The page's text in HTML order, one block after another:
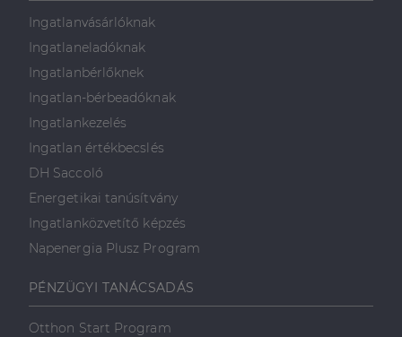
Ingatlanvásárlóknak
Ingatlaneladóknak
Ingatlanbérlőknek
Ingatlan-bérbeadóknak
Ingatlankezelés
Ingatlan értékbecslés
DH Saccoló
Energetikai tanúsítvány
Ingatlanközvetítő képzés
Napenergia Plusz Program
PÉNZÜGYI TANÁCSADÁS
Otthon Start Program